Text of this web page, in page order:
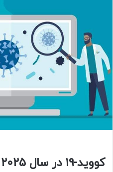
کووید-۱۹ در سال ۲۰۲۵ هم ادامه دارد؟